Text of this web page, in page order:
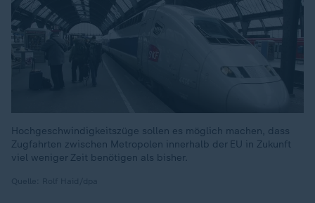
Hochgeschwindigkeitszüge sollen es möglich machen, dass
Zugfahrten zwischen Metropolen innerhalb der EU in Zukunft
viel weniger Zeit benötigen als bisher.